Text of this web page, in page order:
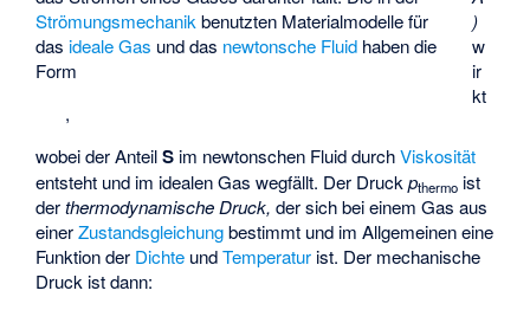
)
w
ir
kt
Strömungsmechanik benutzten Materialmodelle für
das ideale Gas und das newtonsche Fluid haben die
Form
,
wobei der AnteilS im newtonschen Fluid durchViskosität
entsteht und im idealen Gas wegfällt. Der Druckpthermo ist
derthermodynamische Druck, der sich bei einem Gas aus
einerZustandsgleichungbestimmt und im Allgemeinen eine
Funktion der Dichte undTemperatur ist. Der mechanische
Druck ist dann: